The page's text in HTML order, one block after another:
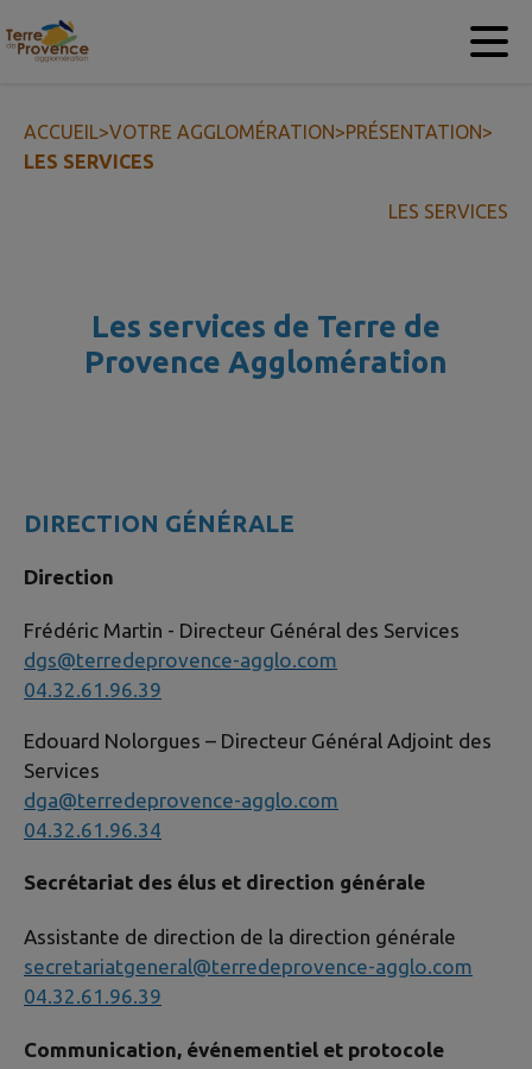
Contenu
ACCUEIL>VOTRE AGGLOMÉRATION>PRÉSENTATION>
LES SERVICES
LES SERVICES
Les services de Terre de
Provence Agglomération
DIRECTION GÉNÉRALE
Direction
Frédéric Martin - Directeur Général des Services
dgs@terredeprovence-agglo.com
04.32.61.96.39
Edouard Nolorgues – Directeur Général Adjoint des
Services
dga@terredeprovence-agglo.com
04.32.61.96.34
Secrétariat des élus et direction générale
Assistante de direction de la direction générale
secretariatgeneral@terredeprovence-agglo.com
04.32.61.96.39
Communication, événementiel et protocole